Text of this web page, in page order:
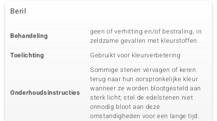
Beril
Behandeling
geen of verhitting en/of bestraling, in
zeldzame gevallen met kleurstoffen.
Toelichting
Gebruikt voor kleurverbetering
Onderhoudsinstructies
Sommige stenen vervagen of keren
terug naar hun oorspronkelijke kleur
wanneer ze worden blootgesteld aan
sterk licht; stel de edelstenen niet
onnodig bloot aan deze
omstandigheden voor een lange tijd.